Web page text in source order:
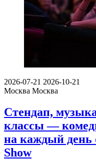
2026-07-21 2026-10-21
Москва Москва
Стендап,
классы —
на каждый день
Show